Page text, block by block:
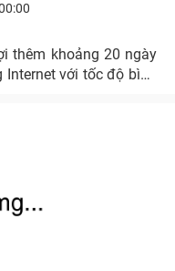
thêm khoảng 20 ngày
với tốc độ bình